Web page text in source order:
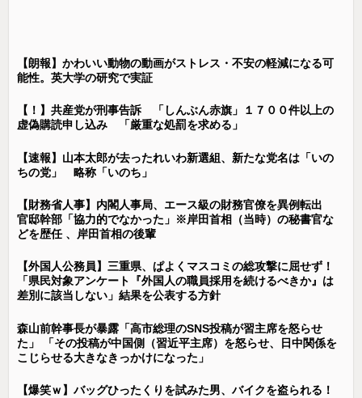
【朗報】かわいい動物の動画がストレス・不安の軽減になる可
能性。英大学の研究で実証
【！】共産党が刑事告訴 「しんぶん赤旗」１７００件以上の
虚偽購読申し込み 「厳重な処罰を求める」
【速報】山本太郎が去ったれいわ新選組、新たな党名は「いの
ちの党」 略称「いのち」
【財務省人事】内閣人事局、エース級の財務官僚を異例転出
官邸幹部「協力的でなかった」※岸田首相（当時）の秘書官な
どを歴任 、岸田首相の後輩
【外国人公務員】三重県、ぱよくマスコミの総攻撃に屈せず！
「県民対象アンケート『外国人の職員採用を続けるべきか』は
差別に該当しない」結果を公表する方針
森山前幹事長が暴露「高市総理のSNS投稿が習主席を怒らせ
た」 「その投稿が中国側（習近平主席）を怒らせ、日中関係を
こじらせる大きなきっかけになった」
【爆笑ｗ】バッグひったくりを試みた男、バイクを盗られる！